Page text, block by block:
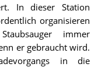
In dieser Station
organisieren
immer
er gebraucht wird.
in die